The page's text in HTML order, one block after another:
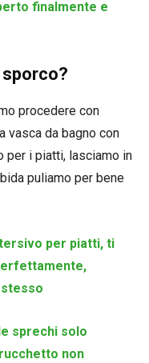
finalmente e
procedere con
vasca da bagno con
per i piatti, lasciamo in
puliamo per bene
per piatti, ti
sprechi solo
non